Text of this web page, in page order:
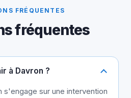
FRÉQUENTES
fréquentes
à Davron ?
s'engage sur une intervention